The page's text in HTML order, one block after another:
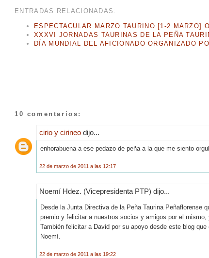
ENTRADAS RELACIONADAS:
ESPECTACULAR MARZO TAURINO [1-2 MARZO]
XXXVI JORNADAS TAURINAS DE LA PEÑA
DÍA MUNDIAL DEL AFICIONADO ORGANIZADO
10 comentarios:
cirio y cirineo dijo...
enhorabuena a ese pedazo de peña a la que me siento
22 de marzo de 2011 a las 12:17
Noemí Hdez. (Vicepresidenta PTP) dijo...
Desde la Junta Directiva de la Peña Taurina Peñaflorense
premio y felicitar a nuestros socios y amigos por el
También felicitar a David por su apoyo desde este blog
Noemí.
22 de marzo de 2011 a las 19:22